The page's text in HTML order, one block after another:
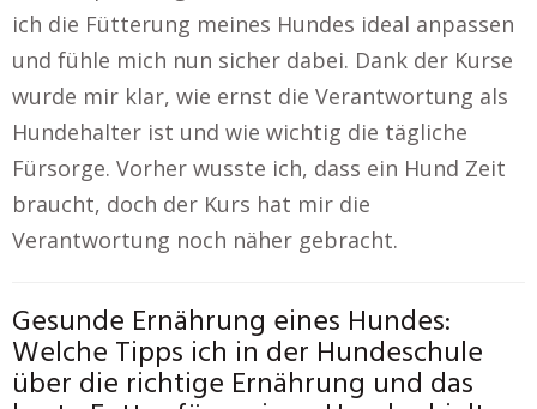
ich die Fütterung meines Hundes ideal anpassen
und fühle mich nun sicher dabei. Dank der Kurse
wurde mir klar, wie ernst die Verantwortung als
Hundehalter ist und wie wichtig die tägliche
Fürsorge. Vorher wusste ich, dass ein Hund Zeit
braucht, doch der Kurs hat mir die
Verantwortung noch näher gebracht.
Gesunde Ernährung eines Hundes:
Welche Tipps ich in der Hundeschule
über die richtige Ernährung und das